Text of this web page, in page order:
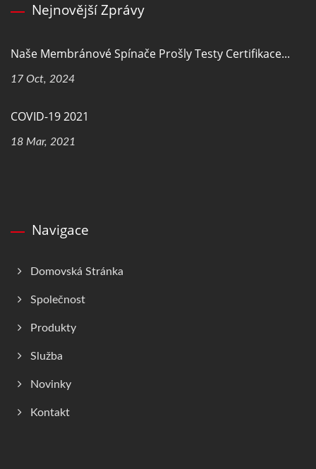
Nejnovější Zprávy
Naše Membránové Spínače Prošly Testy Certifikace...
17 Oct, 2024
COVID-19 2021
18 Mar, 2021
Navigace
Domovská Stránka
Společnost
Produkty
Služba
Novinky
Kontakt